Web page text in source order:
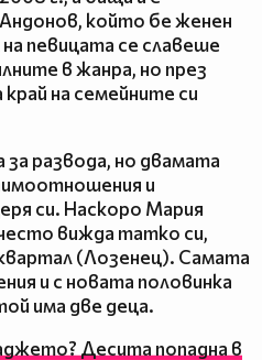
който бе женен
певицата се славеше
в жанра, но през
на семейните си
за развода, но двамата
и
си. Наскоро Мария
вижда татко си,
(Лозенец). Самата
и с новата половинка
има две деца.
Десита попадна в